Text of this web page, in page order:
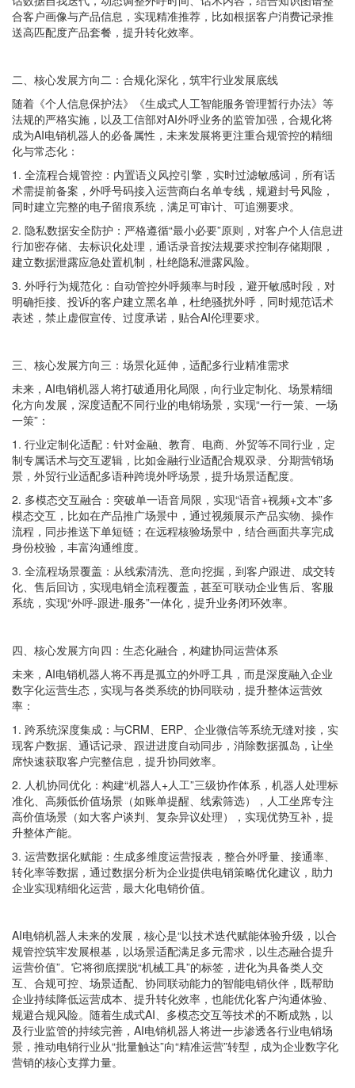
合客户画像与产品信息，实现精准推荐，比如根据客户消费记录推
送高匹配度产品套餐，提升转化效率。
二、核心发展方向二：合规化深化，筑牢行业发展底线
随着《个人信息保护法》《生成式人工智能服务管理暂行办法》等
法规的严格实施，以及工信部对AI外呼业务的监管加强，合规化将
成为AI电销机器人的必备属性，未来发展将更注重合规管控的精细
化与常态化：
1. 全流程合规管控：内置语义风控引擎，实时过滤敏感词，所有话
术需提前备案，外呼号码接入运营商白名单专线，规避封号风险，
同时建立完整的电子留痕系统，满足可审计、可追溯要求。
2. 隐私数据安全防护：严格遵循“最小必要”原则，对客户个人信息进
行加密存储、去标识化处理，通话录音按法规要求控制存储期限，
建立数据泄露应急处置机制，杜绝隐私泄露风险。
3. 外呼行为规范化：自动管控外呼频率与时段，避开敏感时段，对
明确拒接、投诉的客户建立黑名单，杜绝骚扰外呼，同时规范话术
表述，禁止虚假宣传、过度承诺，贴合AI伦理要求。
三、核心发展方向三：场景化延伸，适配多行业精准需求
未来，AI电销机器人将打破通用化局限，向行业定制化、场景精细
化方向发展，深度适配不同行业的电销场景，实现“一行一策、一场
一策”：
1. 行业定制化适配：针对金融、教育、电商、外贸等不同行业，定
制专属话术与交互逻辑，比如金融行业适配合规双录、分期营销场
景，外贸行业适配多语种跨境外呼场景，提升场景适配度。
2. 多模态交互融合：突破单一语音局限，实现“语音+视频+文本”多
模态交互，比如在产品推广场景中，通过视频展示产品实物、操作
流程，同步推送下单短链；在远程核验场景中，结合画面共享完成
身份校验，丰富沟通维度。
3. 全流程场景覆盖：从线索清洗、意向挖掘，到客户跟进、成交转
化、售后回访，实现电销全流程覆盖，甚至可联动企业售后、客服
系统，实现“外呼-跟进-服务”一体化，提升业务闭环效率。
四、核心发展方向四：生态化融合，构建协同运营体系
未来，AI电销机器人将不再是孤立的外呼工具，而是深度融入企业
数字化运营生态，实现与各类系统的协同联动，提升整体运营效
率：
1. 跨系统深度集成：与CRM、ERP、企业微信等系统无缝对接，实
现客户数据、通话记录、跟进进度自动同步，消除数据孤岛，让坐
席快速获取客户完整信息，提升协同效率。
2. 人机协同优化：构建“机器人+人工”三级协作体系，机器人处理标
准化、高频低价值场景（如账单提醒、线索筛选），人工坐席专注
高价值场景（如大客户谈判、复杂异议处理），实现优势互补，提
升整体产能。
3. 运营数据化赋能：生成多维度运营报表，整合外呼量、接通率、
转化率等数据，通过数据分析为企业提供电销策略优化建议，助力
企业实现精细化运营，最大化电销价值。
AI电销机器人未来的发展，核心是“以技术迭代赋能体验升级，以合
规管控筑牢发展根基，以场景适配满足多元需求，以生态融合提升
运营价值”。它将彻底摆脱“机械工具”的标签，进化为具备类人交
互、合规可控、场景适配、协同联动能力的智能电销伙伴，既帮助
企业持续降低运营成本、提升转化效率，也能优化客户沟通体验、
规避合规风险。随着生成式AI、多模态交互等技术的不断成熟，以
及行业监管的持续完善，AI电销机器人将进一步渗透各行业电销场
景，推动电销行业从“批量触达”向“精准运营”转型，成为企业数字化
营销的核心支撑力量。